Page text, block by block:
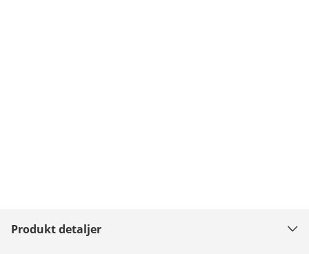
Produkt detaljer